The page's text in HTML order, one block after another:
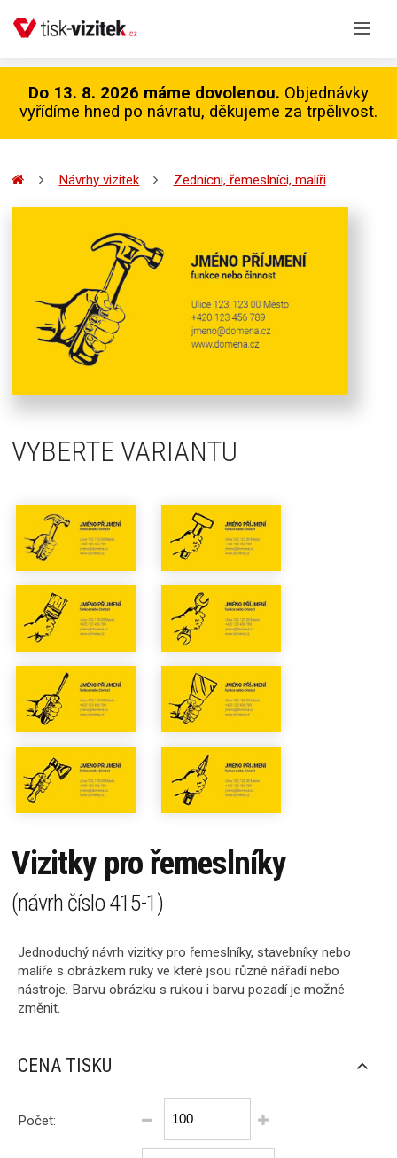
Do 13. 8. 2026 máme dovolenou. Objednávky
vyřídíme hned po návratu, děkujeme za trpělivost.
Návrhy vizitek Zednícni, řemeslníci, malíři
VYBERTE VARIANTU
Vizitky pro řemeslníky
(návrh číslo415-1)
Jednoduchý návrh vizitky pro řemeslníky, stavebníky nebo
malíře s obrázkem ruky ve které jsou různé nářadí nebo
nástroje. Barvu obrázku s rukou i barvu pozadí je možné
změnit.
CENA TISKU
Počet: